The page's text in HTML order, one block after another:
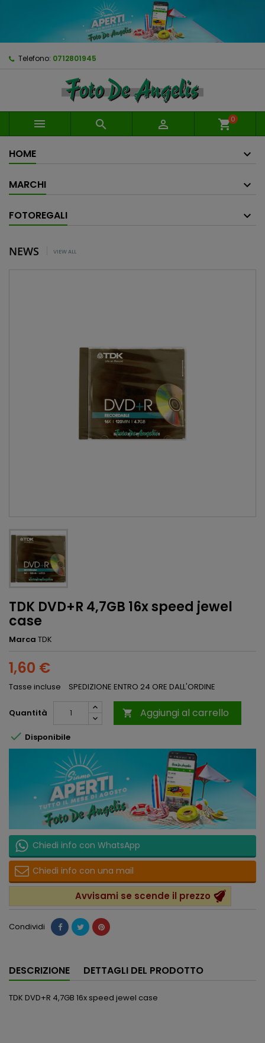
Telefono: 0712801945
   shopping_cart0
HOME
MARCHI
FOTOREGALI
NEWS VIEW ALL
TDK DVD+R 4,7GB 16x speed jewel
case
Marca TDK
1,60 €
Tasse incluse SPEDIZIONE ENTRO 24 ORE DALL'ORDINE
Quantità  Aggiungi al carrello
 Disponibile
Chiedi info con WhatsApp
Chiedi info con una mail
Avvisami se scende il prezzo
Condividi
DESCRIZIONE DETTAGLI DEL PRODOTTO
TDK DVD+R 4,7GB 16x speed jewel case